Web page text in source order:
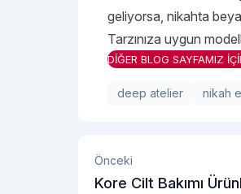
geliyorsa, nikahta
Tarzınıza uygun
DİĞER BLOG SAYFAMIZ
deep atelier nikah
Önceki
Kore Cilt Bakımı